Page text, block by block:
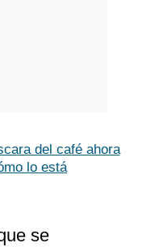
del café ahora
lo está
se